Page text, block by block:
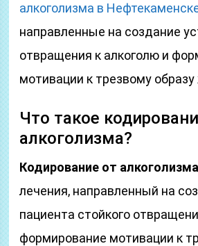
алкоголизма в
направленные на создание
отвращения к алкоголю и
мотивации к трезвому
Что такое
алкоголизма?
Кодирование от алкоголизма
лечения, направленный на
пациента стойкого
формирование мотивации к